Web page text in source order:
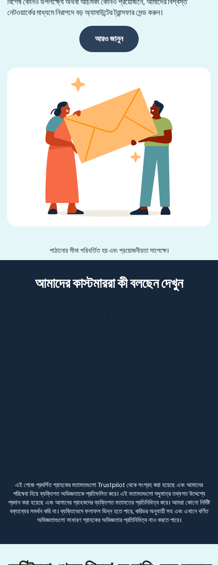
বিশেষ কোনও উপলক্ষ্যে অথবা আচমকা কোনও প্রয়োজনে, আমাদের বিশ্বস্ত
নেটওয়ার্কের মাধ্যমে নিরাপদে বড় অ্যামাউন্টের ট্রান্সফার সেন্ড করুন।
আরও জানুন
পাঠানোর সীমা পরিবর্তিত হয় এবং প্রয়োজনীয়তা সাপেক্ষে।
আমাদের কাস্টমাররা কী বলছেন দেখুন
এই পেজে প্রদর্শিত গ্রাহকের মতামতগুলো Trustpilot থেকে সংগ্রহ করা হয়েছে এবং আমাদের
পরিষেবা নিয়ে ব্যক্তিগত অভিজ্ঞতাকে প্রতিফলিত করে। এই মতামতগুলো শুধুমাত্র তথ্যগত উদ্দেশ্যে
প্রদান করা হয়েছে এবং আমাদের গ্রাহকদের ব্যক্তিগত মতামতের প্রতিনিধিত্ব করে। আমরা কোনো নির্দিষ্ট
বক্তব্যের সমর্থন করি না। ব্যক্তিভেদে ফলাফল ভিন্ন হতে পারে, করিডর অনুযায়ী সহ এবং এখানে বর্ণিত
অভিজ্ঞতাগুলো সাধারণ গ্রাহকের অভিজ্ঞতার প্রতিনিধিত্ব নাও করতে পারে।